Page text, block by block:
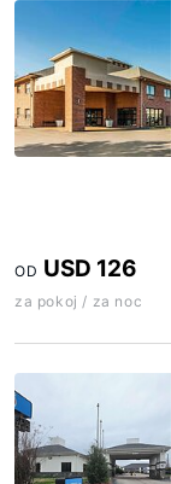
OD USD 126
za pokoj / za noc